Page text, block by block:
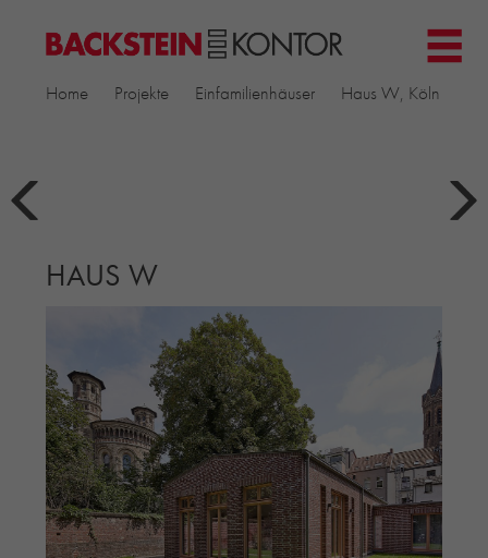
EINFAMILIENHÄUSER
ÖFFENTLICHE BAUTEN
BILDUNG & FORSCHUNG
PRODUKTE
RIEMCHENKOLLEKTIONEN TONWERK
ALLGEMEINE RIEMCHENKOLLEKTIONEN
PETERSEN TEGL
RECYCLING-ZIEGEL
RE-USE-ZIEGEL
GLASUR-ZIEGEL
Home Projekte Einfamilienhäuser Haus W, Köln
HAUS W